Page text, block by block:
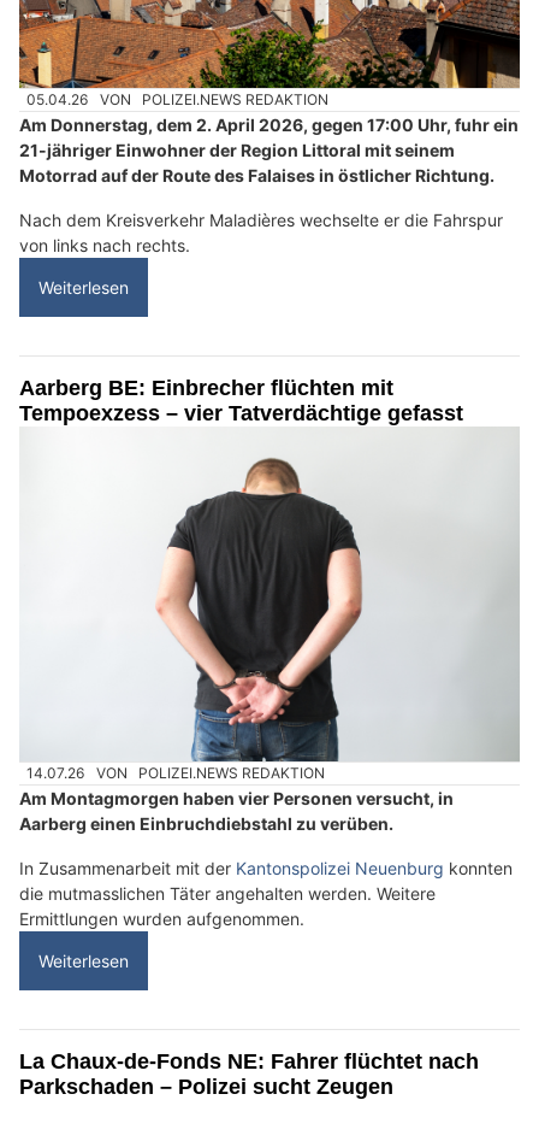
05.04.26 VON POLIZEI.NEWS REDAKTION
Am Donnerstag, dem 2. April 2026, gegen 17:00 Uhr, fuhr ein
21-jähriger Einwohner der Region Littoral mit seinem
Motorrad auf der Route des Falaises in östlicher Richtung.
Nach dem Kreisverkehr Maladières wechselte er die Fahrspur
von links nach rechts.
Weiterlesen
Aarberg BE: Einbrecher flüchten mit
Tempoexzess – vier Tatverdächtige gefasst
14.07.26 VON POLIZEI.NEWS REDAKTION
Am Montagmorgen haben vier Personen versucht, in
Aarberg einen Einbruchdiebstahl zu verüben.
In Zusammenarbeit mit der Kantonspolizei Neuenburg konnten
die mutmasslichen Täter angehalten werden. Weitere
Ermittlungen wurden aufgenommen.
Weiterlesen
La Chaux-de-Fonds NE: Fahrer flüchtet nach
Parkschaden – Polizei sucht Zeugen